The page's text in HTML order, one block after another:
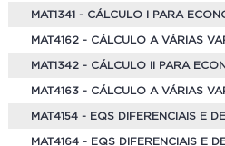
MAT1341 - CÁLCULO I PARA
MAT4162 - CÁLCULO A VÁRIAS
MAT1342 - CÁLCULO II PARA
MAT4163 - CÁLCULO A VÁRIAS
MAT4154 - EQS DIFERENCIAIS E
MAT4164 - EQS DIFERENCIAIS E